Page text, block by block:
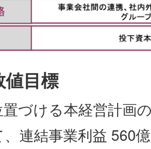
値目標
置づける本経営計画
連結事業利益 560